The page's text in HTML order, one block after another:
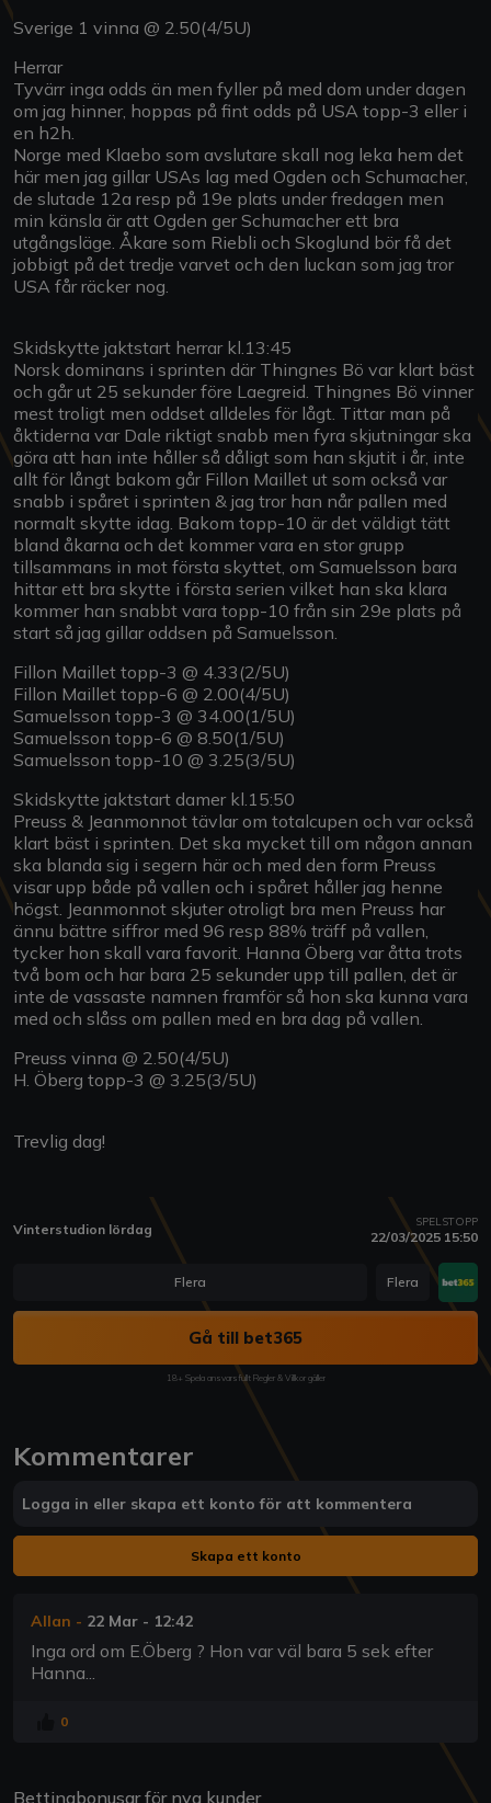
Sverige 1 vinna @ 2.50(4/5U)
Herrar
Tyvärr inga odds än men fyller på med dom under dagen
om jag hinner, hoppas på fint odds på USA topp-3 eller i
en h2h.
Norge med Klaebo som avslutare skall nog leka hem det
här men jag gillar USAs lag med Ogden och Schumacher,
de slutade 12a resp på 19e plats under fredagen men
min känsla är att Ogden ger Schumacher ett bra
utgångsläge. Åkare som Riebli och Skoglund bör få det
jobbigt på det tredje varvet och den luckan som jag tror
USA får räcker nog.
Skidskytte jaktstart herrar kl.13:45
Norsk dominans i sprinten där Thingnes Bö var klart bäst
och går ut 25 sekunder före Laegreid. Thingnes Bö vinner
mest troligt men oddset alldeles för lågt. Tittar man på
åktiderna var Dale riktigt snabb men fyra skjutningar ska
göra att han inte håller så dåligt som han skjutit i år, inte
allt för långt bakom går Fillon Maillet ut som också var
snabb i spåret i sprinten & jag tror han når pallen med
normalt skytte idag. Bakom topp-10 är det väldigt tätt
bland åkarna och det kommer vara en stor grupp
tillsammans in mot första skyttet, om Samuelsson bara
hittar ett bra skytte i första serien vilket han ska klara
kommer han snabbt vara topp-10 från sin 29e plats på
start så jag gillar oddsen på Samuelsson.
Fillon Maillet topp-3 @ 4.33(2/5U)
Fillon Maillet topp-6 @ 2.00(4/5U)
Samuelsson topp-3 @ 34.00(1/5U)
Samuelsson topp-6 @ 8.50(1/5U)
Samuelsson topp-10 @ 3.25(3/5U)
Skidskytte jaktstart damer kl.15:50
Preuss & Jeanmonnot tävlar om totalcupen och var också
klart bäst i sprinten. Det ska mycket till om någon annan
ska blanda sig i segern här och med den form Preuss
visar upp både på vallen och i spåret håller jag henne
högst. Jeanmonnot skjuter otroligt bra men Preuss har
ännu bättre siffror med 96 resp 88% träff på vallen,
tycker hon skall vara favorit. Hanna Öberg var åtta trots
två bom och har bara 25 sekunder upp till pallen, det är
inte de vassaste namnen framför så hon ska kunna vara
med och slåss om pallen med en bra dag på vallen.
Preuss vinna @ 2.50(4/5U)
H. Öberg topp-3 @ 3.25(3/5U)
Trevlig dag!
Vinterstudion lördag SPELSTOPP
22/03/2025 15:50
Flera Flera
Gå till bet365
18+ Spela ansvarsfullt Regler & Villkor gäller
Kommentarer
Logga in eller skapa ett konto för att kommentera
Skapa ett konto
Allan - 22 Mar - 12:42
Inga ord om E.Öberg ? Hon var väl bara 5 sek efter
Hanna...
0
Bettingbonusar för nya kunder